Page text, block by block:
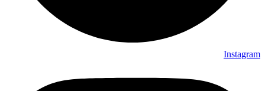
Instagram